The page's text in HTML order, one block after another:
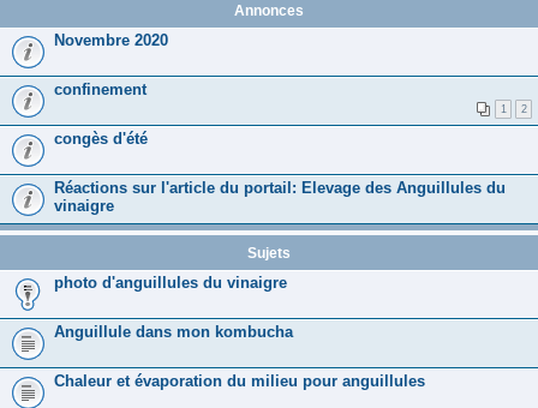
Annonces
Novembre 2020
confinement
1 2
congès d'été
Réactions sur l'article du portail: Elevage des Anguillules du
vinaigre
Sujets
photo d'anguillules du vinaigre
Anguillule dans mon kombucha
Chaleur et évaporation du milieu pour anguillules